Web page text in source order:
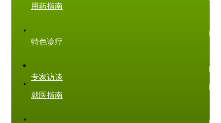
用药指南
特色诊疗
专家访谈
就医指南